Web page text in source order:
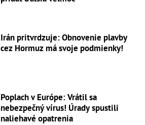
Irán pritvrdzuje: Obnovenie plavby
cez Hormuz má svoje podmienky!
Poplach v Európe: Vrátil sa
nebezpečný vírus! Úrady spustili
naliehavé opatrenia